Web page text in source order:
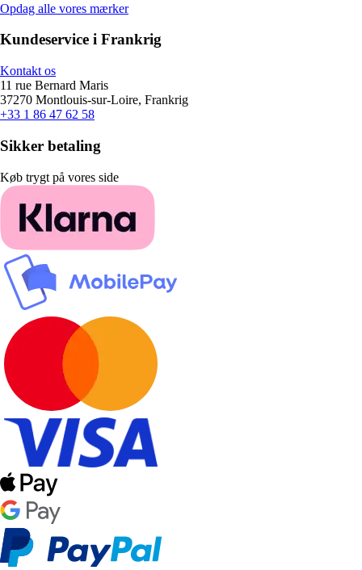
Opdag alle vores mærker
Kundeservice i Frankrig
Kontakt os
11 rue Bernard Maris
37270 Montlouis-sur-Loire, Frankrig
+33 1 86 47 62 58
Sikker betaling
Køb trygt på vores side